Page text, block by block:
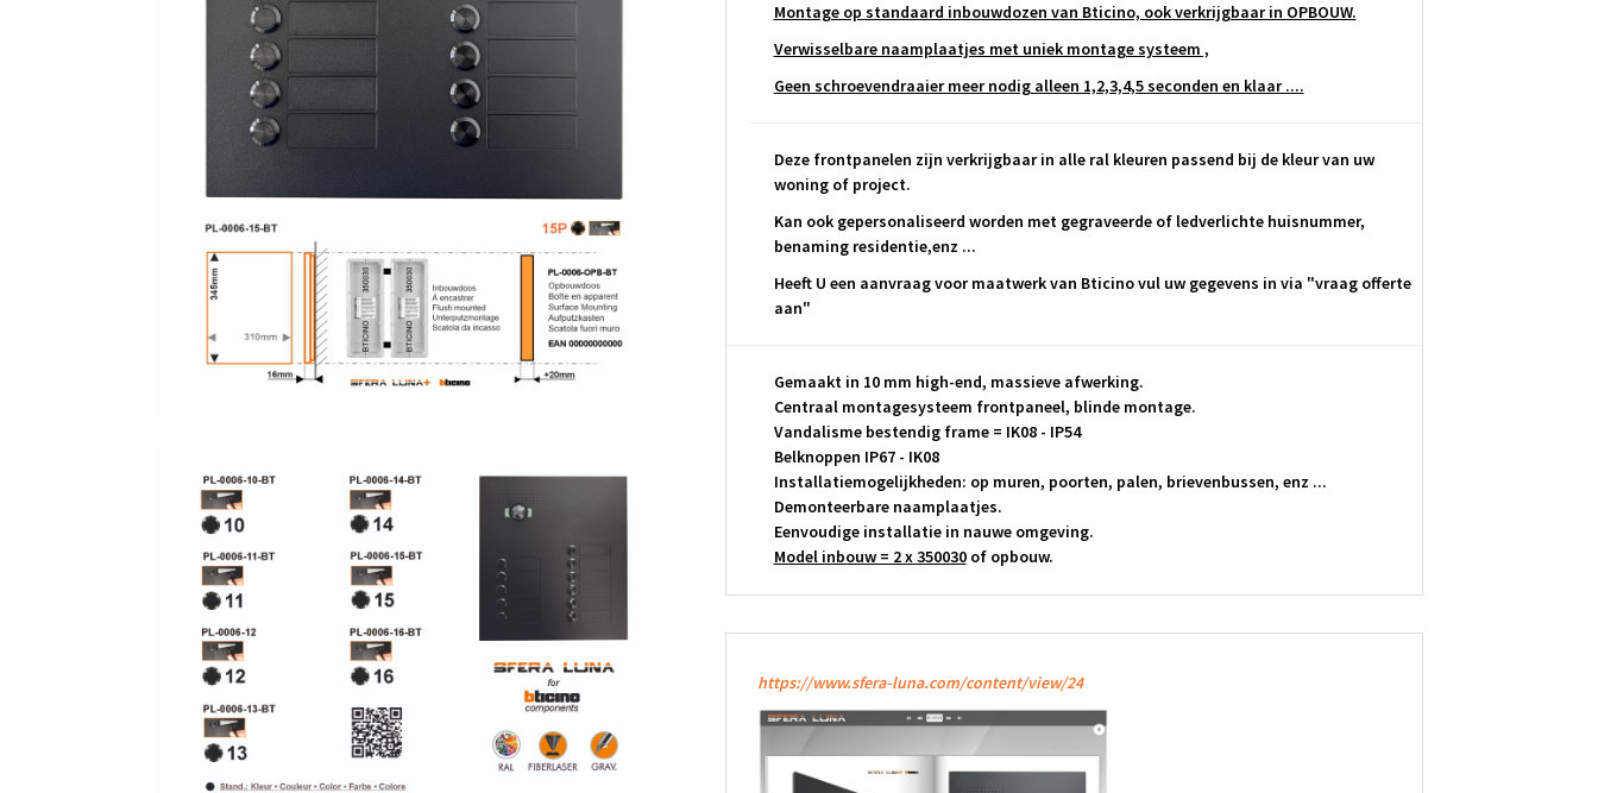
Montage op standaard inbouwdozen van Bticino, ook verkrijgbaar in OPBOUW.
Verwisselbare naamplaatjes met uniek montage systeem ,
Geen schroevendraaier meer nodig alleen 1,2,3,4,5 seconden en klaar ....
Deze frontpanelen zijn verkrijgbaar in alle ral kleuren passend bij de kleur van uw
woning of project.
Kan ook gepersonaliseerd worden met gegraveerde of ledverlichte huisnummer,
benaming residentie,enz ...
Heeft U een aanvraag voor maatwerk van Bticino vul uw gegevens in via "vraag offerte
aan"
Gemaakt in 10 mm high-end, massieve afwerking.
Centraal montagesysteem frontpaneel, blinde montage.
Vandalisme bestendig frame = IK08 - IP54
Belknoppen IP67 - IK08
Installatiemogelijkheden: op muren, poorten, palen, brievenbussen, enz ...
Demonteerbare naamplaatjes.
Eenvoudige installatie in nauwe omgeving.
Model inbouw = 2 x 350030of opbouw.
https://www.sfera-luna.com/content/view/24